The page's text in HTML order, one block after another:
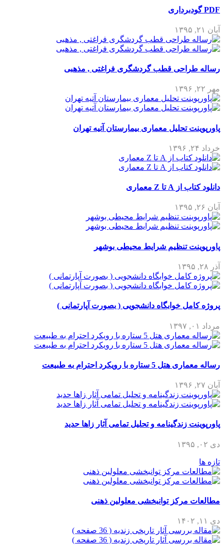
PDF گودبرداری
آبان ۲۱, ۱۳۹۵
رساله طراحی قطب گردشگری فراغتی , مذهبی
مهر ۲۲, ۱۳۹۶
پاورپوینت تحلیل معماری بیمارستان آتیه تهران
خرداد ۲۴, ۱۳۹۶
دانلود کتاب از A تا Z معماری
آبان ۲۶, ۱۳۹۵
پاورپوینت تنظیم شرایط محیطی بوشهر
آذر ۲۸, ۱۳۹۵
پروژه کامل خوابگاه دانشجویی ( بصورت آپارتمانی )
مرداد ۰۱, ۱۳۹۷
رساله معماری هتل 5 ستاره با رویکرد احترام به طبیعت
آبان ۲۷, ۱۳۹۶
پاورپوینت زندگینامه و تحلیل تمامی آثار زاها حدید
دی ۰۲, ۱۳۹۵
تازه ها
مطالعات مرکز توانبخشی معلولین ذهنی
دی ۱۱, ۱۴۰۲